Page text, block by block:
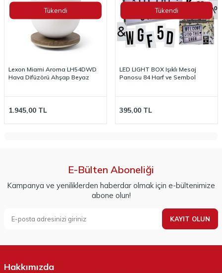
Tükendi
Lexon Miami Aroma LH54DWD
Hava Difüzörü Ahşap Beyaz
1.945,00 TL
Tükendi
LED LIGHT BOX Işıklı Mesaj
Panosu 84 Harf ve Sembol
395,00 TL
E-Bülten Aboneliği
Kampanya ve yeniliklerden haberdar olmak için e-bültenimize
abone olun!
KAYIT OLUN
Hakkımızda